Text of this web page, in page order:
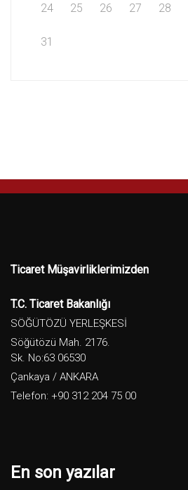
24 25 26 27 28
31
Ticaret Müşavirliklerimizden
T.C. Ticaret Bakanlığı
SÖĞÜTÖZÜ YERLEŞKESİ
Söğütözü Mah. 2176.
Sk. No:63 06530
Çankaya / ANKARA
Telefon: +90 312 204 75 00
En son yazılar